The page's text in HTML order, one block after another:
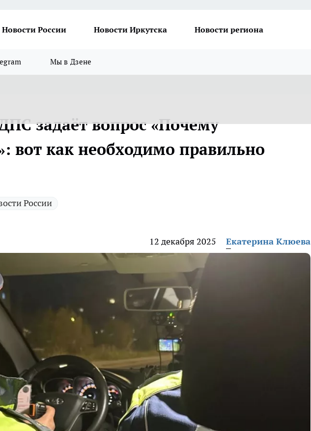
Новости России Новости Иркутска Новости региона
Мы в Дзене
задаёт вопрос «Почему
вот как необходимо правильно
России
12 декабря 2025 Екатерина Клюева